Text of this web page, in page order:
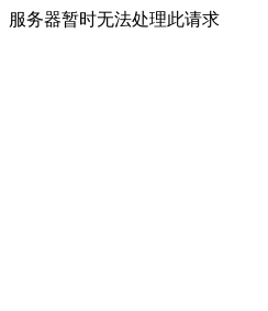
服务器暂时无法处理此请求